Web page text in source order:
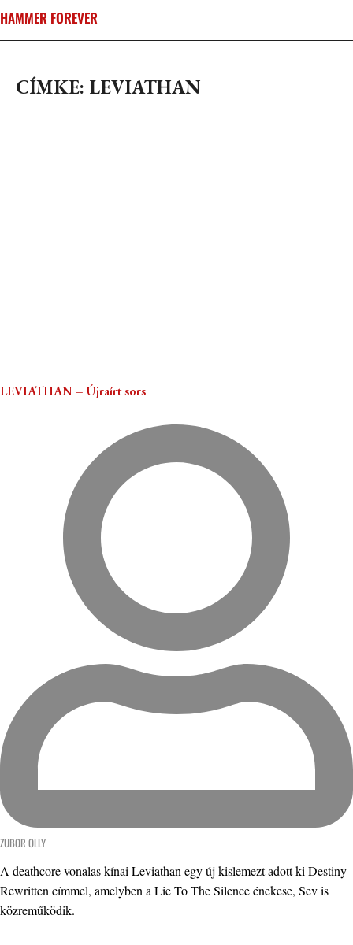
HAMMER FOREVER
CÍMKE: LEVIATHAN
LEVIATHAN – Újraírt sors
ZUBOR OLLY
A deathcore vonalas kínai Leviathan egy új kislemezt adott ki Destiny
Rewritten címmel, amelyben a Lie To The Silence énekese, Sev is
közreműködik.